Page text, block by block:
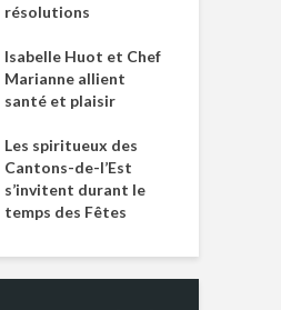
résolutions
Isabelle Huot et Chef
Marianne allient
santé et plaisir
Les spiritueux des
Cantons-de-l’Est
s’invitent durant le
temps des Fêtes